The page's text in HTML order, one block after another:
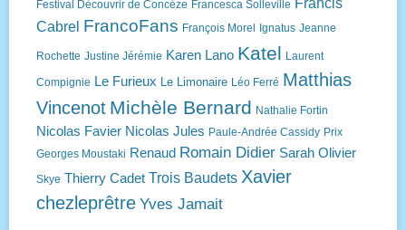
Festival Découvrir de Concèze Francesca Solleville
Cabrel FrancoFans François Morel Ignatus Jeanne
Rochette Justine Jérémie Karen Lano Katel Laurent
Compignie Le Furieux Le Limonaire Léo Ferré Matthias
Vincenot Michèle Bernard Nathalie Fortin
Nicolas Favier Nicolas Jules Paule-Andrée Cassidy Prix
Georges Moustaki Renaud Romain Didier Sarah Olivier
Skye Thierry Cadet Trois Baudets Xavier
chezleprêtre Yves Jamait